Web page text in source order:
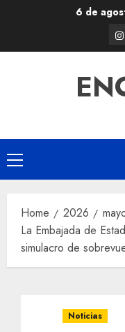
6 de
Primary
Menu
Home 2026
La Embajada de
simulacro de
Noticias